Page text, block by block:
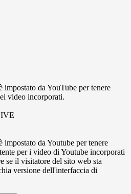
impostato da YouTube per tenere
video incorporati.
impostato da Youtube per tenere
per i video di Youtube incorporati
se il visitatore del sito web sta
versione dell'interfaccia di